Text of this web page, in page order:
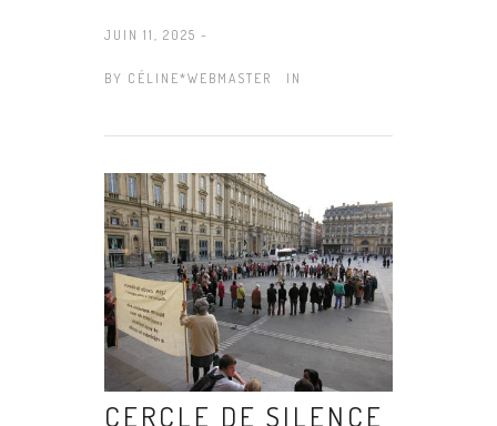
JUIN 11, 2025 -
BY CÉLINE*WEBMASTER IN
CERCLE DE SILENCE